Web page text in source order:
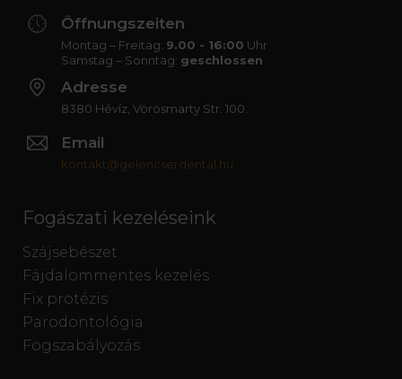
Öffnungszeiten
Montag – Freitag: 9.00 - 16:00 Uhr
Samstag – Sonntag: geschlossen
Adresse
8380 Hévíz, Vörösmarty Str. 100.
Email
kontakt@gelencserdental.hu
Fogászati kezeléseink
Szájsebészet
Fájdalommentes kezelés
Fix protézis
Parodontológia
Fogszabályozás